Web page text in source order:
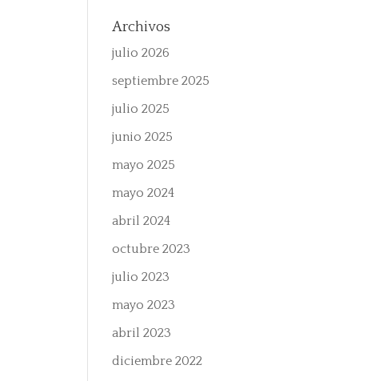
Archivos
julio 2026
septiembre 2025
julio 2025
junio 2025
mayo 2025
mayo 2024
abril 2024
octubre 2023
julio 2023
mayo 2023
abril 2023
diciembre 2022